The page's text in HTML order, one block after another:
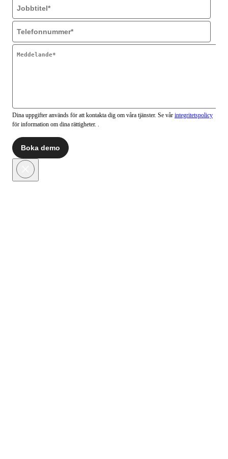
Dina uppgifter används för att kontakta dig om våra tjänster. Se vår integritetspolicy
för information om dina rättigheter. .